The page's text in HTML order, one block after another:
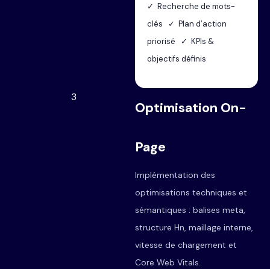
✓ Recherche de mots-
clés ✓ Plan d’action
priorisé ✓ KPIs &
objectifs définis
3
Optimisation On-
Page
Implémentation des
optimisations techniques et
sémantiques : balises meta,
structure Hn, maillage interne,
vitesse de chargement et
Core Web Vitals.